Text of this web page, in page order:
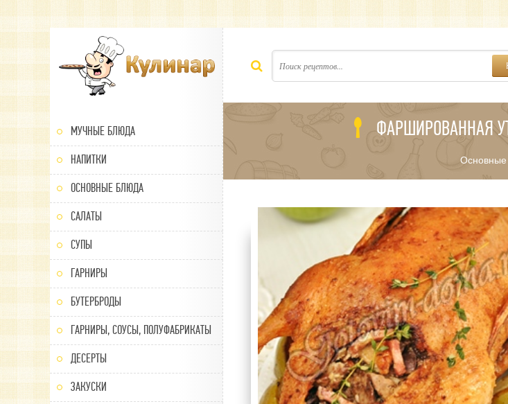
МУЧНЫЕ БЛЮДА
НАПИТКИ
ОСНОВНЫЕ БЛЮДА
САЛАТЫ
СУПЫ
ГАРНИРЫ
БУТЕРБРОДЫ
ГАРНИРЫ, СОУСЫ, ПОЛУФАБРИКАТЫ
ДЕСЕРТЫ
ЗАКУСКИ
ФАРШИРОВАННАЯ